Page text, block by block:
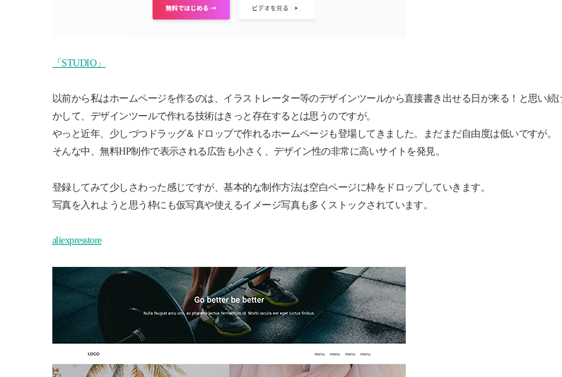
「STUDIO」
以前から私はホームページを作るのは、イラストレーター等のデザインツールから直接書き出せる日が来る！と思い
かして、デザインツールで作れる技術はきっと存在するとは思うのですが。
やっと近年、少しづつドラッグ＆ドロップで作れるホームページも登場してきました。まだまだ自由度は低いですが。
そんな中、無料HP制作で表示される広告も小さく、デザイン性の非常に高いサイトを発見。
登録してみて少しさわった感じですが、基本的な制作方法は空白ページに枠をドロップしていきます。
写真を入れようと思う枠にも仮写真や使えるイメージ写真も多くストックされています。
aliexpresstore